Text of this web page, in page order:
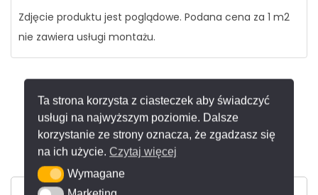
Ta strona korzysta z ciasteczek aby świadczyć
usługi na najwyższym poziomie. Dalsze
korzystanie ze strony oznacza, że zgadzasz się
na ich użycie. Czytaj więcej
WymaganeWymagane
Zdjęcie produktu jest poglądowe. Podana cena za 1 m2
nie zawiera usługi montażu.
Kontakt